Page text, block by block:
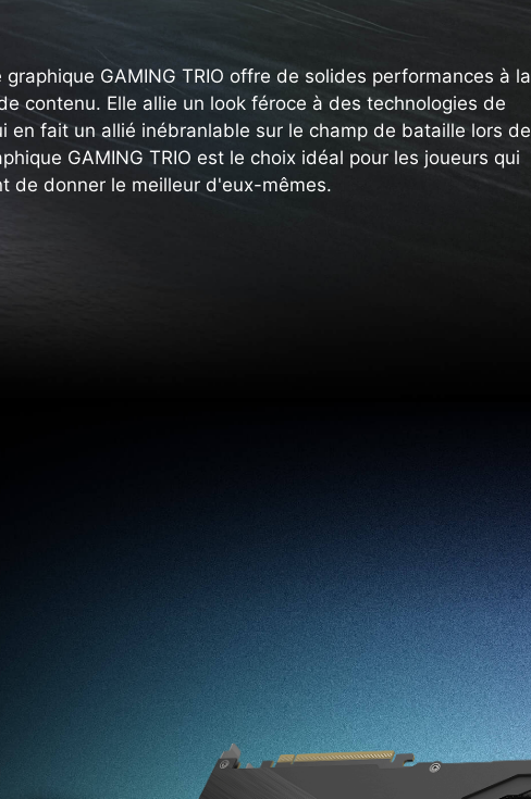
GAMING TRIO offre de solides performances à la
contenu. Elle allie un look féroce à des technologies de
en fait un allié inébranlable sur le champ de bataille lors de
GAMING TRIO est le choix idéal pour les joueurs qui
de donner le meilleur d'eux-mêmes.